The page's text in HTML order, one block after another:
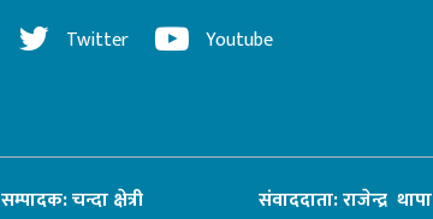
Twitter Youtube
सम्पादक: चन्दा क्षेत्री संवाददाता: राजेन्द्र थापा